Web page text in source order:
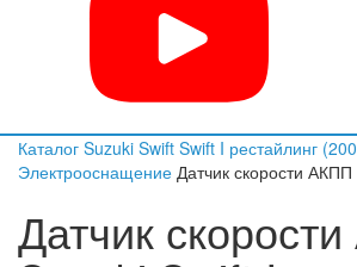
Каталог Suzuki Swift Swift I рестайлинг
Электрооснащение Датчик скорости АКПП
Датчик